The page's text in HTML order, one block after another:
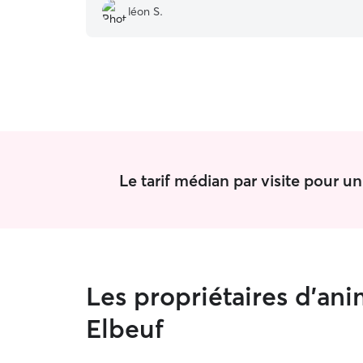
les chats ! Parfait tout le long et en plus super
sympathique !
léon S.
Le tarif médian par visite pour
Les propriétaires
Elbeuf